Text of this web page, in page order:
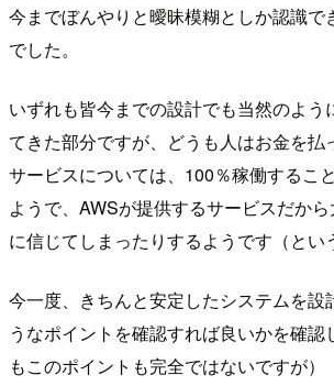
今までぼんやりと曖昧模糊としか認識で
でした。
いずれも皆今までの設計でも当然のよう
てきた部分ですが、どうも人はお金を払
サービスについては、100％稼働するこ
ようで、AWSが提供するサービスだか
に信じてしまったりするようです（とい
今一度、きちんと安定したシステムを設
うなポイントを確認すれば良いかを確認
もこのポイントも完全ではないですが）